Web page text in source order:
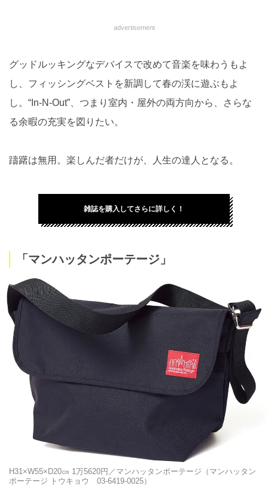
advertisement
グッドルッキングなデバイスで改めて音楽を味わうもよ
し、フィッシングベストを新調して春の渓に遊ぶもよ
し。“In-N-Out”、つまり室内・屋外の両方向から、さらな
る余暇の充実を図りたい。
躊躇は無用。楽しんだ者だけが、人生の達人となる。
雑誌を購入してさらに詳しく！
「マンハッタンポーテージ」
H31×W55×D20㎝ 1万5620円／マンハッタンポーテージ（マンハッタン
ポーテージ トウキョウ 03-6419-0025）